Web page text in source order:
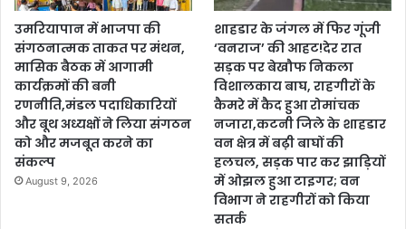
उमरियापान में भाजपा की
संगठनात्मक ताकत पर मंथन,
मासिक बैठक में आगामी
कार्यक्रमों की बनी
रणनीति,मंडल पदाधिकारियों
और बूथ अध्यक्षों ने लिया संगठन
को और मजबूत करने का
संकल्प
August 9, 2026
शाहडार के जंगल में फिर गूंजी
‘वनराज’ की आहट!देर रात
सड़क पर बेखौफ निकला
विशालकाय बाघ, राहगीरों के
कैमरे में कैद हुआ रोमांचक
नजारा,कटनी जिले के शाहडार
वन क्षेत्र में बढ़ी बाघों की
हलचल, सड़क पार कर झाड़ियों
में ओझल हुआ टाइगर; वन
विभाग ने राहगीरों को किया
सतर्क